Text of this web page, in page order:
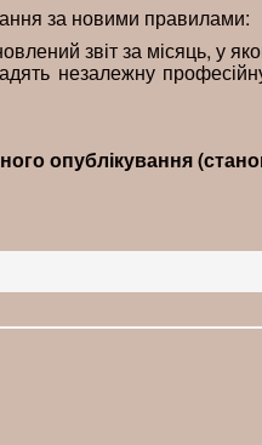
за новими правилами:
звіт за місяць, у
незалежну
опублікування